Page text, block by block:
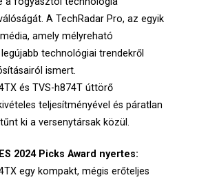
A TechRadar Pro, az egyik
amely mélyreható
technológiai trendekről
ismert.
és TVS-h874T úttörő
teljesítményével és páratlan
ki a versenytársak közül.
2024 Picks Award nyertes:
egy kompakt, mégis erőteljes